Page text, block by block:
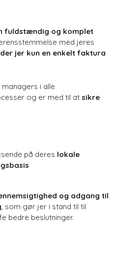
fuldstændig og komplet
med jeres
jer kun en enkelt faktura
i alle
og er med til at sikre
på deres lokale
og adgang til
, som gør jer i stand til til
bedre beslutninger.